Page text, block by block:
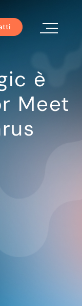
è
Meet